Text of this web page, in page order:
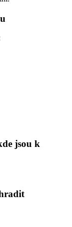
jsou k